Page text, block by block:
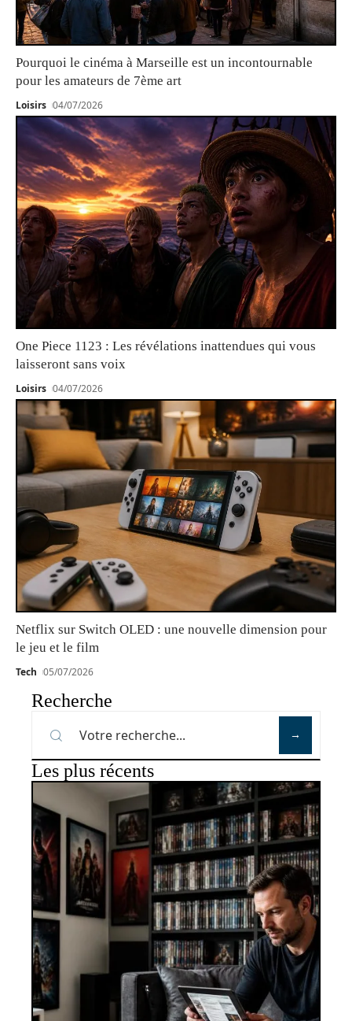
Pourquoi le cinéma à Marseille est un incontournable
pour les amateurs de 7ème art
Loisirs 04/07/2026
One Piece 1123 : Les révélations inattendues qui vous
laisseront sans voix
Loisirs 04/07/2026
Netflix sur Switch OLED : une nouvelle dimension pour
le jeu et le film
Tech 05/07/2026
Recherche
Les plus récents